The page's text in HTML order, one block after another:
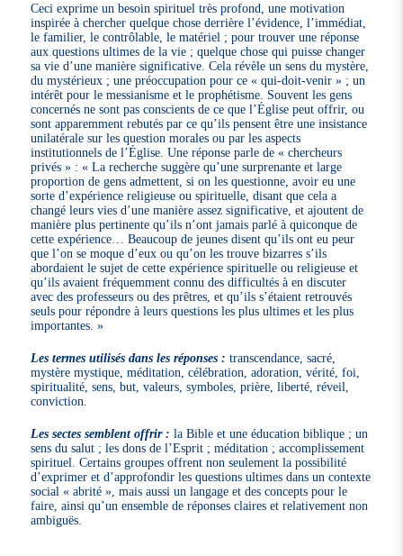
Ceci exprime un besoin spirituel très profond, une motivation
inspirée à chercher quelque chose derrière l’évidence, l’immédiat,
le familier, le contrôlable, le matériel ; pour trouver une réponse
aux questions ultimes de la vie ; quelque chose qui puisse changer
sa vie d’une manière significative. Cela révèle un sens du mystère,
du mystérieux ; une préoccupation pour ce « qui-doit-venir » ; un
intérêt pour le messianisme et le prophétisme. Souvent les gens
concernés ne sont pas conscients de ce que l’Église peut offrir, ou
sont apparemment rebutés par ce qu’ils pensent être une insistance
unilatérale sur les question morales ou par les aspects
institutionnels de l’Église. Une réponse parle de « chercheurs
privés » : « La recherche suggère qu’une surprenante et large
proportion de gens admettent, si on les questionne, avoir eu une
sorte d’expérience religieuse ou spirituelle, disant que cela a
changé leurs vies d’une manière assez significative, et ajoutent de
manière plus pertinente qu’ils n’ont jamais parlé à quiconque de
cette expérience… Beaucoup de jeunes disent qu’ils ont eu peur
que l’on se moque d’eux ou qu’on les trouve bizarres s’ils
abordaient le sujet de cette expérience spirituelle ou religieuse et
qu’ils avaient fréquemment connu des difficultés à en discuter
avec des professeurs ou des prêtres, et qu’ils s’étaient retrouvés
seuls pour répondre à leurs questions les plus ultimes et les plus
importantes. »
Les termes utilisés dans les réponses : transcendance, sacré,
mystère mystique, méditation, célébration, adoration, vérité, foi,
spiritualité, sens, but, valeurs, symboles, prière, liberté, réveil,
conviction.
Les sectes semblent offrir : la Bible et une éducation biblique ; un
sens du salut ; les dons de l’Esprit ; méditation ; accomplissement
spirituel. Certains groupes offrent non seulement la possibilité
d’exprimer et d’approfondir les questions ultimes dans un contexte
social « abrité », mais aussi un langage et des concepts pour le
faire, ainsi qu’un ensemble de réponses claires et relativement non
ambiguës.